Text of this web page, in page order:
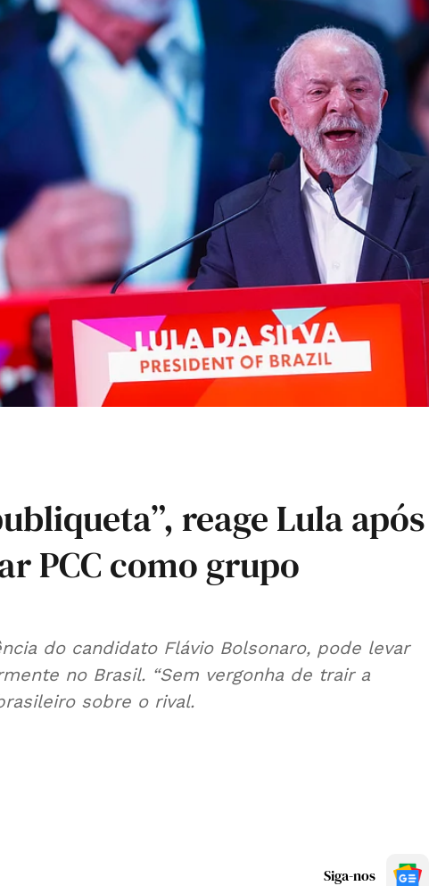
reage Lula após
PCC como grupo
do candidato Flávio Bolsonaro, pode levar
no Brasil. “Sem vergonha de trair a
sobre o rival.
Siga-nos